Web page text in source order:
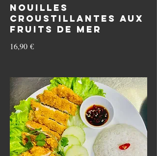
Nouilles
croustillantes aux
fruits de mer
16,90 €